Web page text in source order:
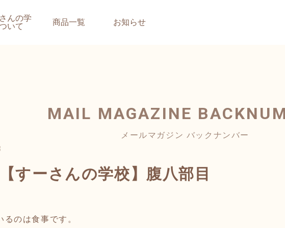
んの学
いて
商品一覧 お知らせ
MAIL MAGAZINE
メールマガジン バックナンバー
すーさんの学校】腹八部目
るのは食事です。